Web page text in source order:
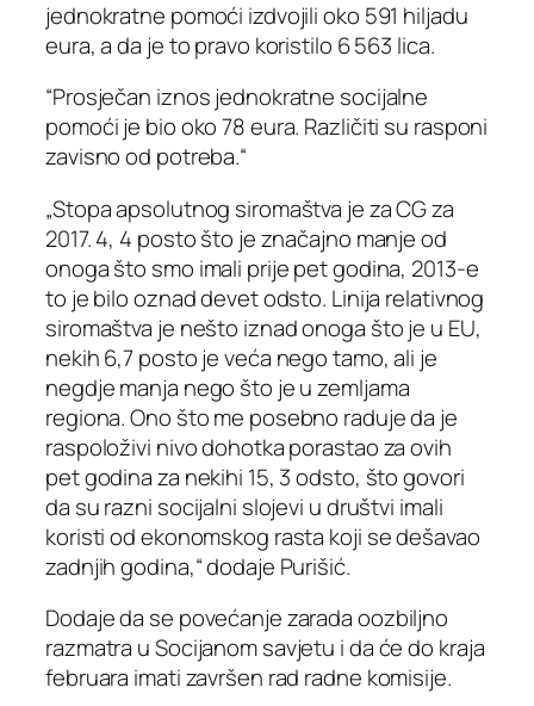
jednokratne pomoći izdvojili oko 591 hiljadu
eura, a da je to pravo koristilo 6 563 lica.
“Prosječan iznos jednokratne socijalne
pomoći je bio oko 78 eura. Različiti su rasponi
zavisno od potreba.“
„Stopa apsolutnog siromaštva je za CG za
2017. 4, 4 posto što je značajno manje od
onoga što smo imali prije pet godina, 2013-e
to je bilo oznad devet odsto. Linija relativnog
siromaštva je nešto iznad onoga što je u EU,
nekih 6,7 posto je veća nego tamo, ali je
negdje manja nego što je u zemljama
regiona. Ono što me posebno raduje da je
raspoloživi nivo dohotka porastao za ovih
pet godina za nekihi 15, 3 odsto, što govori
da su razni socijalni slojevi u društvi imali
koristi od ekonomskog rasta koji se dešavao
zadnjih godina,“ dodaje Purišić.
Dodaje da se povećanje zarada oozbiljno
razmatra u Socijanom savjetu i da će do kraja
februara imati završen rad radne komisije.